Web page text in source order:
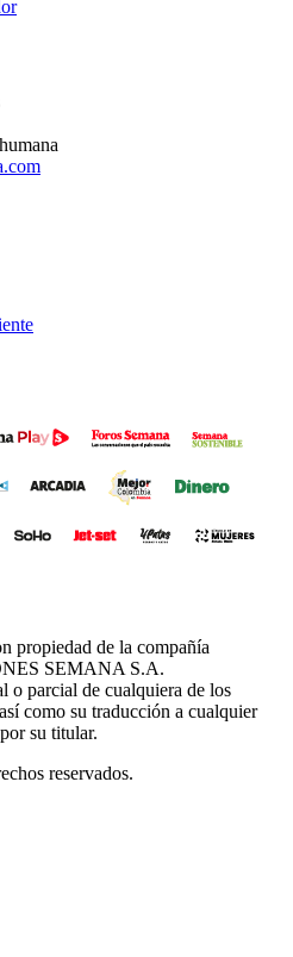
Opens
propiedad de la compañía
SEMANA S.A.
o parcial de cualquiera de los
como su traducción a cualquier
su titular.
reservados.